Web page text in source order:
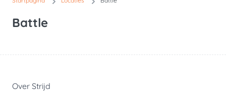
Battle
Over Strijd